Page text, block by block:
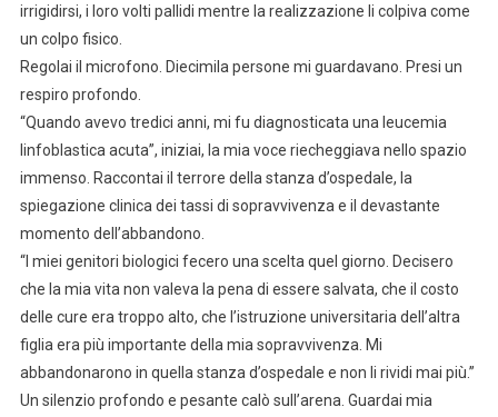
irrigidirsi, i loro volti pallidi mentre la realizzazione li colpiva come
un colpo fisico.
Regolai il microfono. Diecimila persone mi guardavano. Presi un
respiro profondo.
“Quando avevo tredici anni, mi fu diagnosticata una leucemia
linfoblastica acuta”, iniziai, la mia voce riecheggiava nello spazio
immenso. Raccontai il terrore della stanza d’ospedale, la
spiegazione clinica dei tassi di sopravvivenza e il devastante
momento dell’abbandono.
“I miei genitori biologici fecero una scelta quel giorno. Decisero
che la mia vita non valeva la pena di essere salvata, che il costo
delle cure era troppo alto, che l’istruzione universitaria dell’altra
figlia era più importante della mia sopravvivenza. Mi
abbandonarono in quella stanza d’ospedale e non li rividi mai più.”
Un silenzio profondo e pesante calò sull’arena. Guardai mia